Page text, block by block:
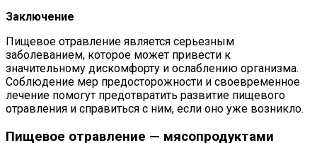
Заключение
Пищевое отравление является серьезным
заболеванием, которое может привести к
значительному дискомфорту и ослаблению организма.
Соблюдение мер предосторожности и своевременное
лечение помогут предотвратить развитие пищевого
отравления и справиться с ним, если оно уже возникло.
Пищевое отравление — мясопродуктами